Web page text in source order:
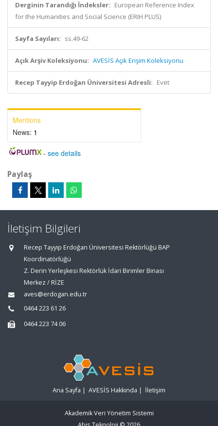
Derginin Tarandığı İndeksler: European Reference Index
for the Humanities and Social Science (ERIH PLUS)
Sayfa Sayıları: ss.49-62
Açık Arşiv Koleksiyonu: AVESİS Açık Erişim Koleksiyonu
Recep Tayyip Erdoğan Üniversitesi Adresli: Evet
Mentions
News: 1
- see details
Paylaş
İletişim Bilgileri
Recep Tayyip Erdoğan Üniversitesi Rektörlüğü BAP
Koordinatörlüğü
Z. Derin Yerleşkesi Rektörlük İdari Birimler Binası
Merkez / RİZE
aves@erdogan.edu.tr
0464 223 61 26
0464 223 74 06
Ana Sayfa | AVESİS Hakkında | İletişim
Akademik Veri Yönetim Sistemi